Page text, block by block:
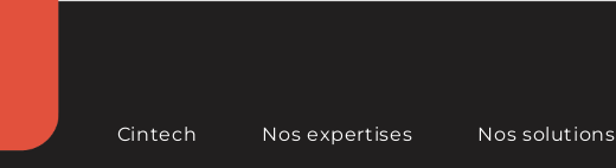
Cintech Nos expertises Nos solutions